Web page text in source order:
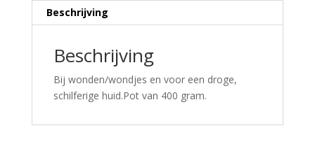
Beschrijving
Beschrijving
Bij wonden/wondjes en voor een droge,
schilferige huid.Pot van 400 gram.